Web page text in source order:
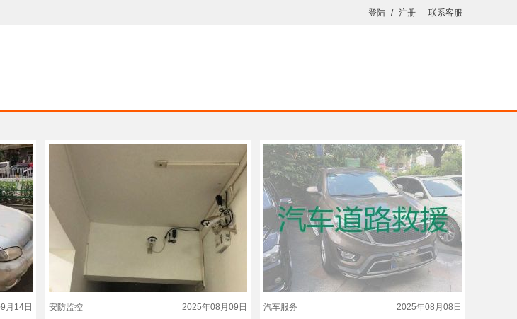
登陆 / 注册 联系客服
月14日 安防监控 2025年08月09日 汽车服务 2025年08月08日